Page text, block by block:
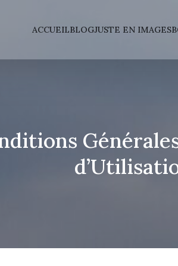
ACCUEILBLOGJUSTE EN IMAGES